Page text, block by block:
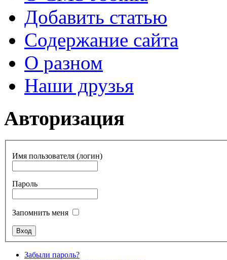
Добавить статью
Содержание сайта
О разном
Наши друзья
Авторизация
Имя пользователя (логин)
Пароль
Запомнить меня
Забыли пароль?